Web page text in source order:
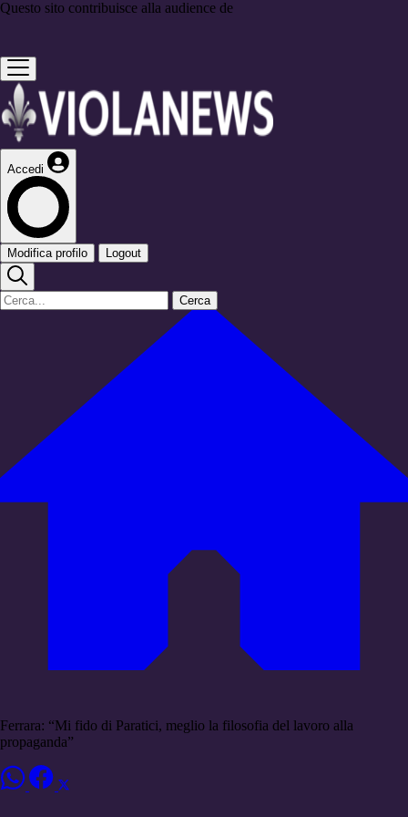
Questo sito contribuisce alla audience de
Accedi
Modifica profilo Logout
Cerca
Ferrara: “Mi fido di Paratici, meglio la filosofia del lavoro alla
propaganda”